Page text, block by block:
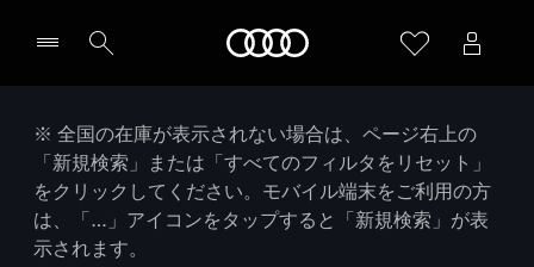
※ 全国の在庫が表示されない場合は、ページ右上の
「新規検索」または「すべてのフィルタをリセット」
をクリックしてください。モバイル端末をご利用の方
は、「…」アイコンをタップすると「新規検索」が表
示されます。